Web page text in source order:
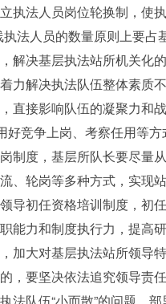
执法人员岗位轮换制，使
法人员的数量原则上要
决基层执法站所机关化的
解决执法队伍整体素质
直接影响队伍的凝聚力和
竞争上岗、考察任用等
制度，基层所队长要尽量
、轮岗等多种方式，实
导初任资格培训制度，初
能力和制度执行力，提高
加大对基层执法站所领导
，要坚决依法追究领导责任
队伍“小而散”的问题。